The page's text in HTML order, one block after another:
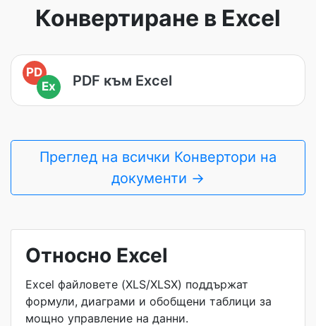
Конвертиране в Excel
PD
Ex
PDF към Excel
Преглед на всички Конвертори на
документи →
Относно Excel
Excel файловете (XLS/XLSX) поддържат
формули, диаграми и обобщени таблици за
мощно управление на данни.